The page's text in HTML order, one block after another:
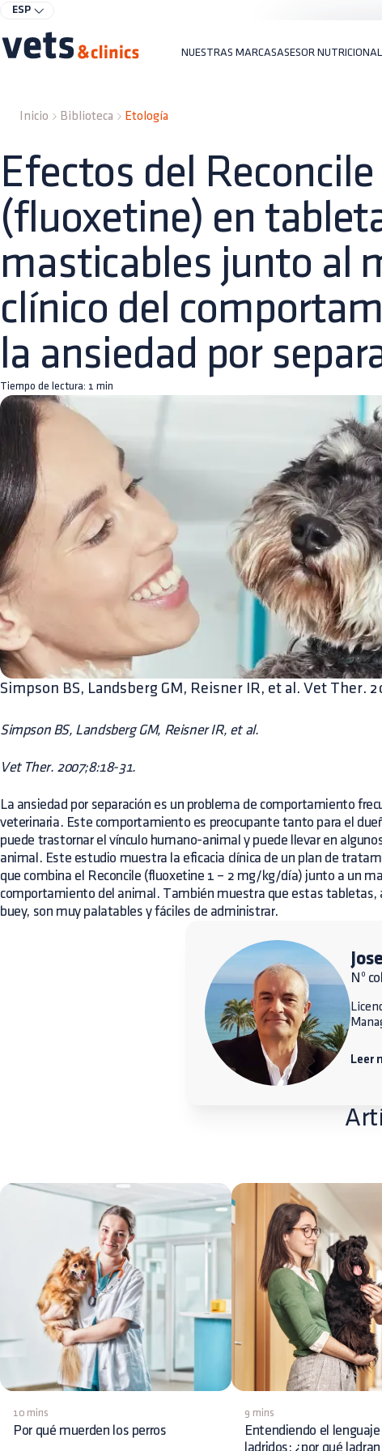
ESP
NUESTRAS MARCASASESOR NUTRICIONAL
Inicio Biblioteca Etología
Efectos del Reconcile
(fluoxetine) en
masticables junto al
clínico del
la ansiedad por
Tiempo de lectura: 1 min
Simpson BS, Landsberg GM, Reisner IR, et al. Vet Ther.
Simpson BS, Landsberg GM, Reisner IR, et al.
Vet Ther. 2007;8:18-31.
La ansiedad por separación es un problema de comportamiento
veterinaria. Este comportamiento es preocupante tanto para el
puede trastornar el vínculo humano-animal y puede llevar en
animal. Este estudio muestra la eficacia clínica de un plan de
que combina el Reconcile (fluoxetine 1 – 2 mg/kg/día) junto a un
comportamiento del animal. También muestra que estas tabletas,
buey, son muy palatables y fáciles de administrar.
Nº
Leer
10 mins
Por qué muerden los perros
9 mins
Entendiendo el
ladridos: ¿por qué